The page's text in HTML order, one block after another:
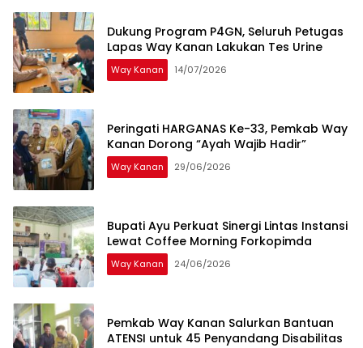
Dukung Program P4GN, Seluruh Petugas
Lapas Way Kanan Lakukan Tes Urine
Way Kanan 14/07/2026
Peringati HARGANAS Ke-33, Pemkab Way
Kanan Dorong “Ayah Wajib Hadir”
Way Kanan 29/06/2026
Bupati Ayu Perkuat Sinergi Lintas Instansi
Lewat Coffee Morning Forkopimda
Way Kanan 24/06/2026
Pemkab Way Kanan Salurkan Bantuan
ATENSI untuk 45 Penyandang Disabilitas